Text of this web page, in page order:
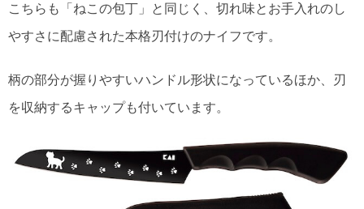
こちらも「ねこの包丁」と同じく、切れ味とお手入れのし
やすさに配慮された本格刃付けのナイフです。
柄の部分が握りやすいハンドル形状になっているほか、刃
を収納するキャップも付いています。